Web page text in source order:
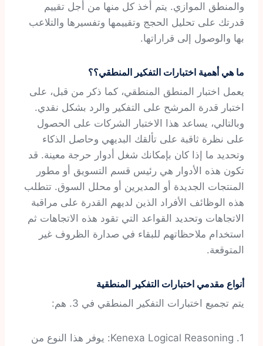
والمنطق الموازي. يتم أخذ كل منها من أجل تقييم
قدرتك على تحليل الحجج وتقييمها وتفسيرها والتلاعب
بها والوصول إلى قراراتها.
ما هي أهمية اختبارات التفكير المنطقي؟؟
يعمل اختبار المنطق المنطقي، كما ذكر من قبل، على
اختبار قدرة المرشح على التفكير والرد بشكل نقدي.
وبالتالي، يساعد هذا الاختبار الشركات على الحصول
على نظرة ثاقبة على تألقك البديهي وحاصل الذكاء
وتحديد ما إذا كان بإمكانك شغل أدوار حرجة معينة. قد
تكون هذه الأدوار هي رئيس قسم التسويق أو مطور
المنتجات الجديدة أو المديرين أو محلل السوق. تتطلب
هذه الوظائف الأفراد الذين لديهم القدرة على مراقبة
الاتجاهات وتحديد القواعد التي تقود هذه الاتجاهات ثم
استخدام ملاحظاتهم للبقاء في صدارة الظروف غير
المتوقعة.
أنواع مقدمي اختبارات التفكير المنطقية
يتم تجميع اختبارات التفكير المنطقي في 3. هم:
1. Kenexa Logical Reasoning: يوفر هذا النوع من